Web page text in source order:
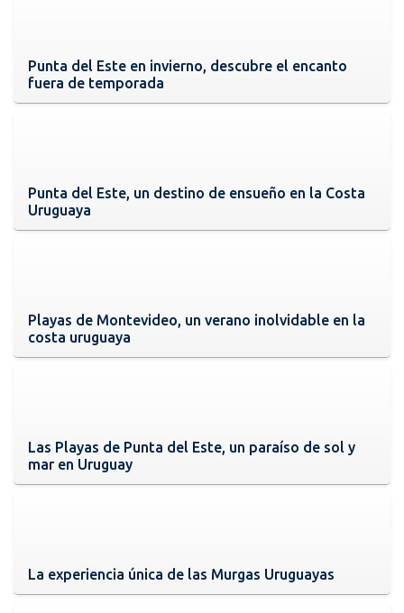
Punta del Este en invierno, descubre el encanto
fuera de temporada
Punta del Este, un destino de ensueño en la Costa
Uruguaya
Playas de Montevideo, un verano inolvidable en la
costa uruguaya
Las Playas de Punta del Este, un paraíso de sol y
mar en Uruguay
La experiencia única de las Murgas Uruguayas